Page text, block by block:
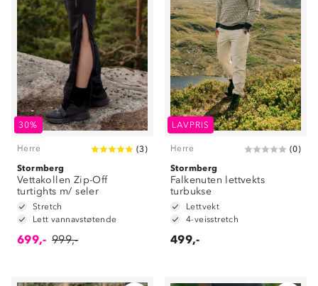
30%
Herre (3)
Stormberg
Vettakollen Zip-Off
turtights m/ seler
Stretch
Lett vannavstøtende
699,- 999,-
LAVPRIS
Herre (0)
Stormberg
Falkenuten lettvekts
turbukse
Lettvekt
4-veisstretch
499,-